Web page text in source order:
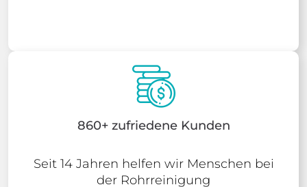
860+ zufriedene Kunden
Seit 14 Jahren helfen wir Menschen bei
der Rohrreinigung